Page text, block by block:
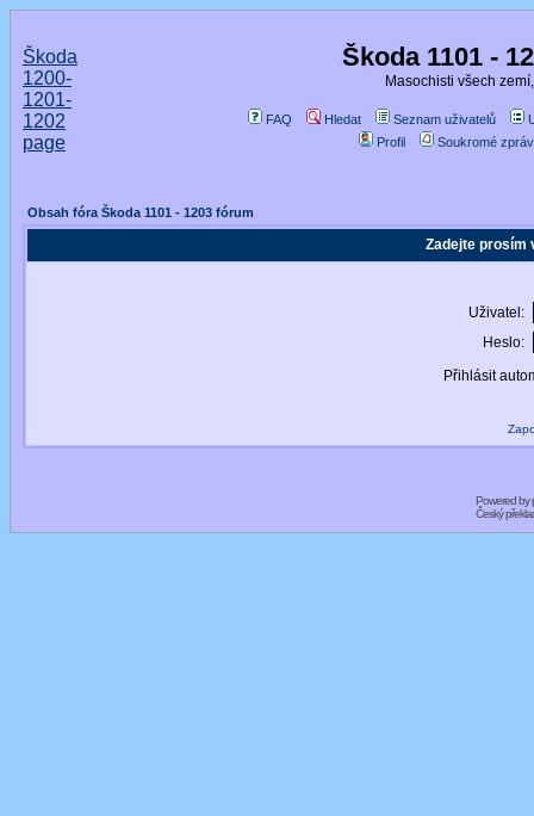
Škoda
1200-
1201-
1202
page
Škoda 1101 -
Masochisti všech
FAQ Hledat Seznam uživatelů
Profil
Soukromé
Obsah fóra Škoda 1101 - 1203 fórum
Zadejte prosím
Uživatel:
Heslo:
Přihlásit
Powered by
Český